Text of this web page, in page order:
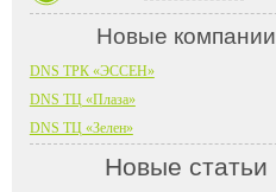
Новые компании
DNS ТРК «ЭССЕН»
DNS ТЦ «Плаза»
DNS ТЦ «Зелен»
Новые статьи